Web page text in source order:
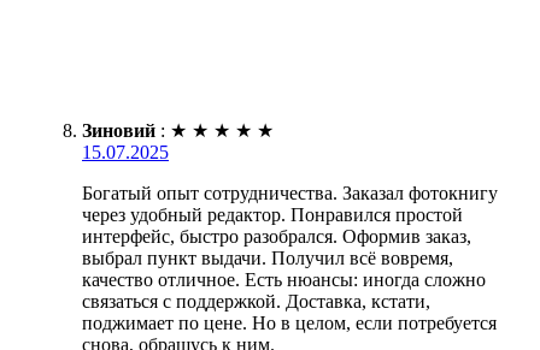
Зиновий : ★ ★ ★ ★ ★
15.07.2025
Богатый опыт сотрудничества. Заказал фотокнигу
через удобный редактор. Понравился простой
интерфейс, быстро разобрался. Оформив заказ,
выбрал пункт выдачи. Получил всё вовремя,
качество отличное. Есть нюансы: иногда сложно
связаться с поддержкой. Доставка, кстати,
поджимает по цене. Но в целом, если потребуется
снова, обращусь к ним.